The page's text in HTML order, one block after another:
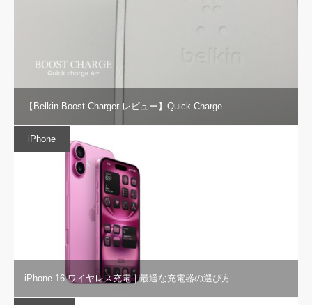
【Belkin Boost Charger レビュー】Quick Charge …
iPhone
iPhone 16 ワイヤレス充電｜最適な充電器の選び方